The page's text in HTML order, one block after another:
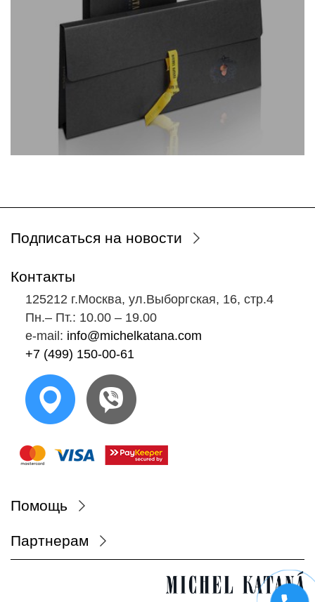
Подписаться на новости
Контакты
125212 г.Москва, ул.Выборгская, 16, стр.4
Пн.‒ Пт.: 10.00 ‒ 19.00
e-mail: info@michelkatana.com
+7 (499) 150-00-61
Помощь
Партнерам